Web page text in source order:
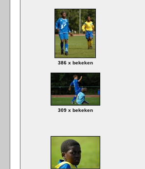
386 x bekeken
309 x bekeken